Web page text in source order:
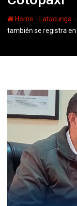
Home - Latacunga -
también se registra en